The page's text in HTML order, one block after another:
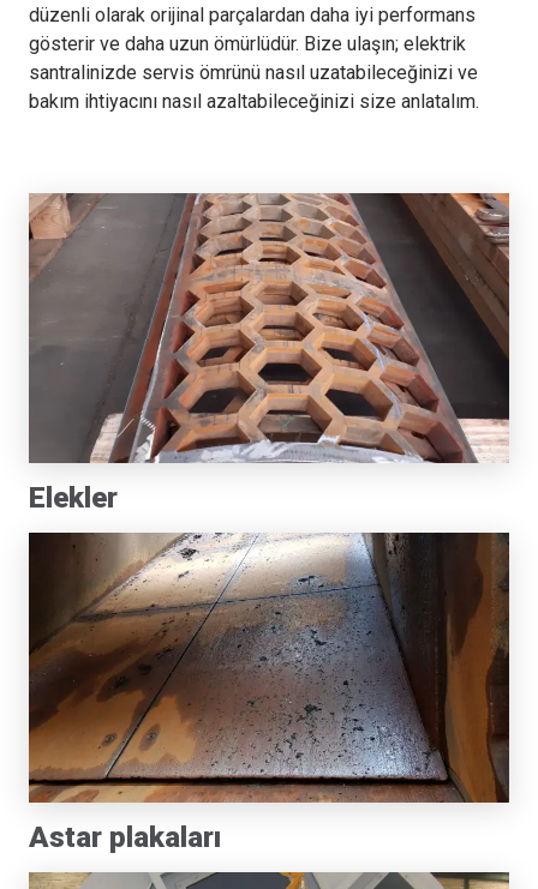
düzenli olarak orijinal parçalardan daha iyi performans
gösterir ve daha uzun ömürlüdür. Bize ulaşın; elektrik
santralinizde servis ömrünü nasıl uzatabileceğinizi ve
bakım ihtiyacını nasıl azaltabileceğinizi size anlatalım.
Elekler
Astar plakaları